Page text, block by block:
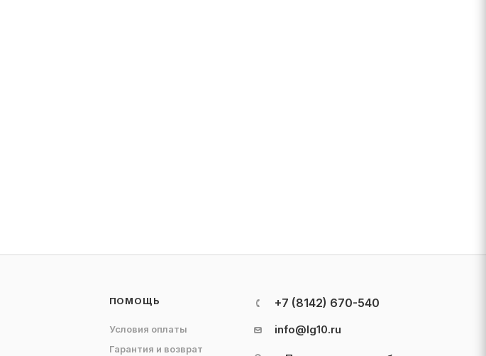
ПОМОЩЬ
Условия оплаты
Гарантия и возврат
+7 (8142) 670-540
info@lg10.ru